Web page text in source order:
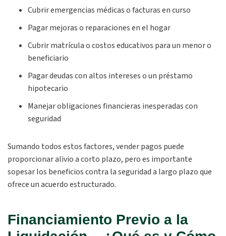
Cubrir emergencias médicas o facturas en curso
Pagar mejoras o reparaciones en el hogar
Cubrir matrícula o costos educativos para un menor o
beneficiario
Pagar deudas con altos intereses o un préstamo
hipotecario
Manejar obligaciones financieras inesperadas con
seguridad
Sumando todos estos factores, vender pagos puede
proporcionar alivio a corto plazo, pero es importante
sopesar los beneficios contra la seguridad a largo plazo que
ofrece un acuerdo estructurado.
Financiamiento Previo a la